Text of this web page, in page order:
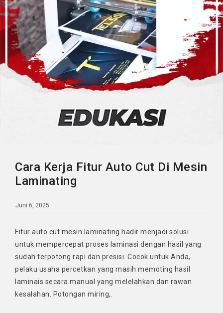
Cara Kerja Fitur Auto Cut Di Mesin
Laminating
Juni 6, 2025
Fitur auto cut mesin laminating hadir menjadi solusi
untuk mempercepat proses laminasi dengan hasil yang
sudah terpotong rapi dan presisi. Cocok untuk Anda,
pelaku usaha percetkan yang masih memoting hasil
laminais secara manual yang melelahkan dan rawan
kesalahan. Potongan miring,.